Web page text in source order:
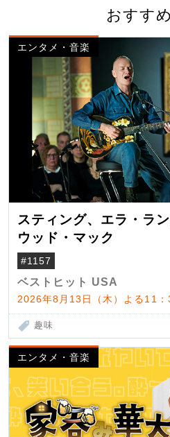
おすす
エンタメ・音楽
スティング、エラ・ラ
ウッド・マック
#1157
ベストヒット USA
2026年8月13日（木）よる11
趣味
エンタメ・音楽